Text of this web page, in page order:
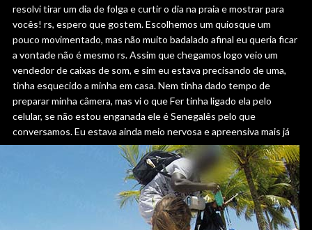
resolvi tirar um dia de folga e curtir o dia na praia e mostrar para
vocês! rs, espero que gostem. Escolhemos um quiosque um
pouco movimentado, mas não muito badalado afinal eu queria ficar
a vontade não é mesmo rs. Assim que chegamos logo veio um
vendedor de caixas de som, e sim eu estava precisando de uma,
tinha esquecido a minha em casa. Nem tinha dado tempo de
preparar minha câmera, mas vi o que Fer tinha ligado ela pelo
celular, se não estou enganada ele é Senegalês pelo que
conversamos.Eu estava ainda meio nervosa e apreensiva mais já